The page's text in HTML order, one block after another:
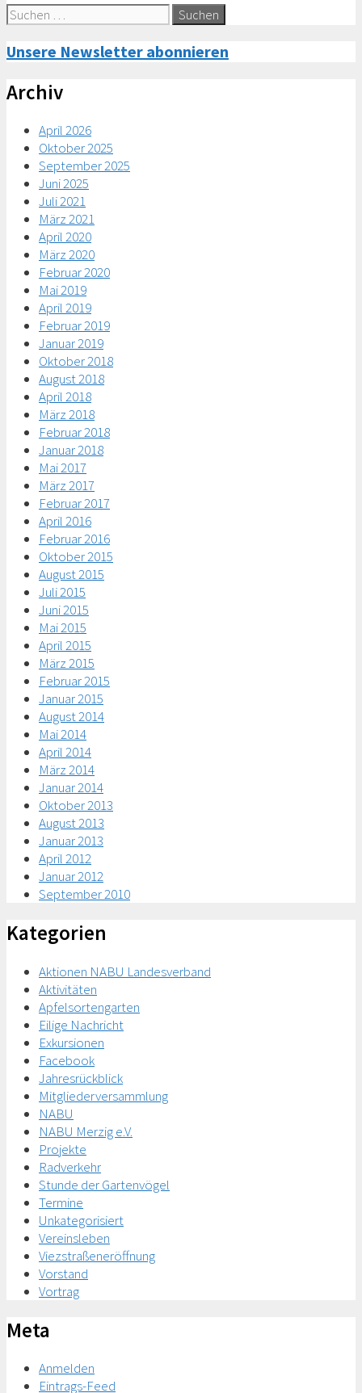
Suche
nach:
Unsere Newsletter abonnieren
Archiv
April 2026
Oktober 2025
September 2025
Juni 2025
Juli 2021
März 2021
April 2020
März 2020
Februar 2020
Mai 2019
April 2019
Februar 2019
Januar 2019
Oktober 2018
August 2018
April 2018
März 2018
Februar 2018
Januar 2018
Mai 2017
März 2017
Februar 2017
April 2016
Februar 2016
Oktober 2015
August 2015
Juli 2015
Juni 2015
Mai 2015
April 2015
März 2015
Februar 2015
Januar 2015
August 2014
Mai 2014
April 2014
März 2014
Januar 2014
Oktober 2013
August 2013
Januar 2013
April 2012
Januar 2012
September 2010
Kategorien
Aktionen NABU Landesverband
Aktivitäten
Apfelsortengarten
Eilige Nachricht
Exkursionen
Facebook
Jahresrückblick
Mitgliederversammlung
NABU
NABU Merzig e.V.
Projekte
Radverkehr
Stunde der Gartenvögel
Termine
Unkategorisiert
Vereinsleben
Viezstraßeneröffnung
Vorstand
Vortrag
Meta
Anmelden
Eintrags-Feed